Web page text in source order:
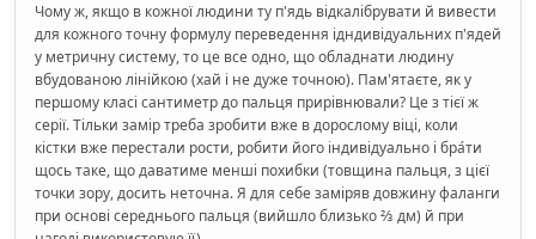
Чому ж, якщо в кожної людини ту п'ядь відкалібрувати й вивести
для кожного точну формулу переведення ідндивідуальних п'ядей
у метричну систему, то це все одно, що обладнати людину
вбудованою лінійкою (хай і не дуже точною). Пам'ятаєте, як у
першому класі сантиметр до пальця прирівнювали? Це з тієї ж
серії. Тільки замір треба зробити вже в дорослому віці, коли
кістки вже перестали рости, робити його індивідуально і бра́ти
щось таке, що даватиме менші похибки (товщина пальця, з цієї
точки зору, досить неточна. Я для себе заміряв довжину фаланги
при основі середнього пальця (вийшло близько ⅔ дм) й при